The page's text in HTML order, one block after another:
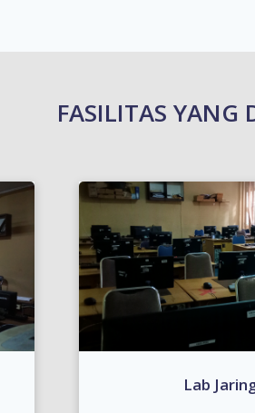
FASILITAS YANG
Lab